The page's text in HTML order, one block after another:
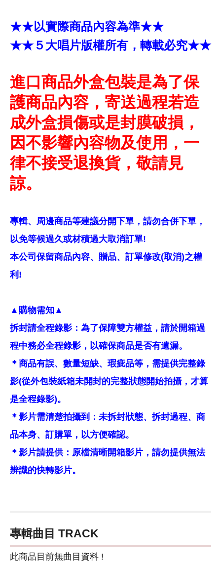
★★以實際商品內容為準★★
★★５大唱片版權所有，轉載必究★★
進口商品外盒包裝是為了保
護商品內容，寄送過程若造
成外盒損傷或是封膜破損，
因不影響內容物及使用，一
律不接受退換貨，敬請見
諒。
專輯、周邊商品等建議分開下單，請勿合併下單，
以免等候過久或材積過大取消訂單!
本公司保留商品內容、贈品、訂單修改(取消)之權
利!
▲購物需知▲
拆封請全程錄影：為了保障雙方權益，請於開箱過
程中務必全程錄影，以確保商品是否有遺漏。
＊商品有誤、數量短缺、瑕疵品等，需提供完整錄
影(從外包裝紙箱未開封的完整狀態開始拍攝，才算
是全程錄影)。
＊影片需清楚拍攝到：未拆封狀態、拆封過程、商
品本身、訂購單，以方便確認。
＊影片請提供：原檔清晰開箱影片，請勿提供無法
辨識的快轉影片。
專輯曲目 TRACK
此商品目前無曲目資料 !